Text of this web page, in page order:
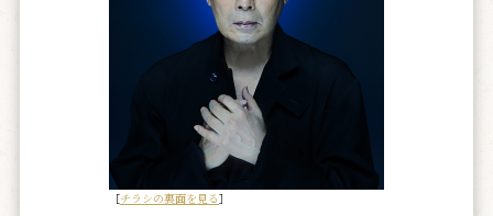
［チラシの裏面を見る］